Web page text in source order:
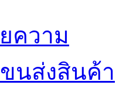
ความ
นส่งสินค้า